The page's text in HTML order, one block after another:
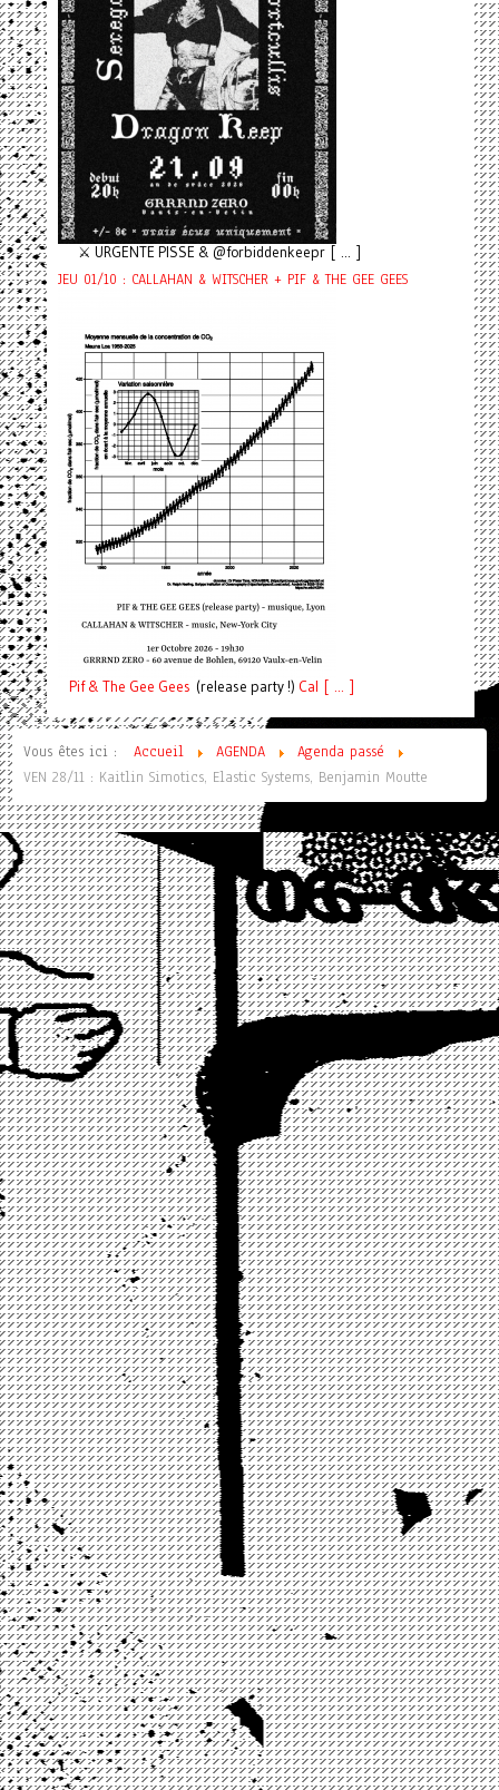
⚔️ URGENTE PISSE & @forbiddenkeepr [ ... ]
JEU 01/10 : CALLAHAN & WITSCHER + PIF & THE GEE GEES
Pif& The Gee Gees (release party !) Cal [ ... ]
Vous êtes ici : Accueil AGENDA
Agenda passé
VEN 28/11 : Kaitlin Simotics, Elastic Systems, Benjamin Moutte